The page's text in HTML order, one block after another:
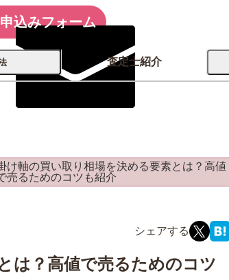
込みフォーム
レコード
査定士紹介
け軸の買い取り相場を決める要素とは？高値
売るためのコツも紹介
は？高値で売るためのコツ